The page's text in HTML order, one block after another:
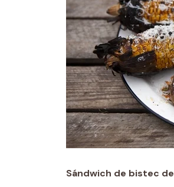
Sándwich de bistec